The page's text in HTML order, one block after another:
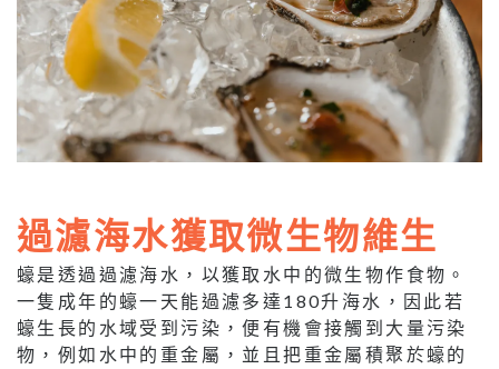
過濾海水獲取微生物維生
蠔是透過過濾海水，以獲取水中的微生物作食物。
一隻成年的蠔一天能過濾多達180升海水，因此若
蠔生長的水域受到污染，便有機會接觸到大量污染
物，例如水中的重金屬，並且把重金屬積聚於蠔的